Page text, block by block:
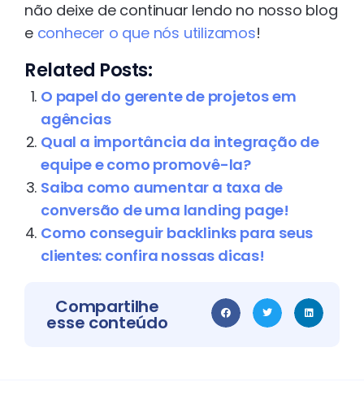
não deixe de continuar lendo no nosso blog
e conhecer o que nós utilizamos!
Related Posts:
O papel do gerente de projetos em
agências
Qual a importância da integração de
equipe e como promovê-la?
Saiba como aumentar a taxa de
conversão de uma landing page!
Como conseguir backlinks para seus
clientes: confira nossas dicas!
Compartilhe
esse conteúdo